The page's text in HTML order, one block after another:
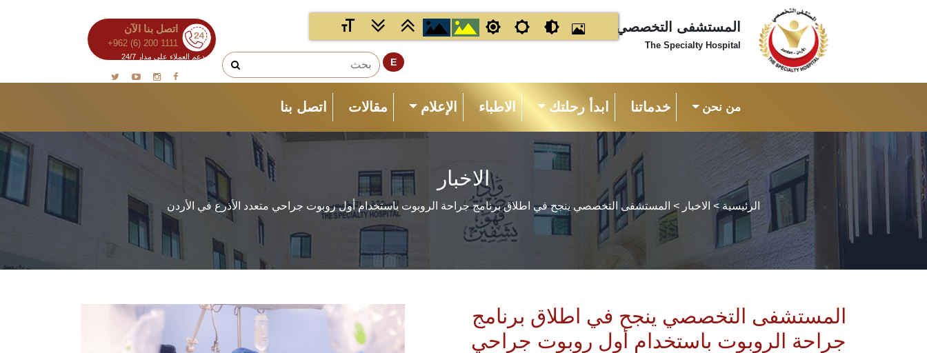
المستشفى التخصصي
The Specialty Hospital
اتصل بنا الآن
+962 (6) 200 1111
دعم العملاء على مدار 24/7 E
من نحن خدماتنا ابدأ رحلتك الاطباء الإعلام مقالات اتصل بنا
الاخبار
الرئيسية > الاخبار > المستشفى التخصصي ينجح في اطلاق برنامج جراحة الروبوت باستخدام أول روبوت جراحي متعدد الأذرع في الأردن
المستشفى التخصصي ينجح في اطلاق برنامج
جراحة الروبوت باستخدام أول روبوت جراحي